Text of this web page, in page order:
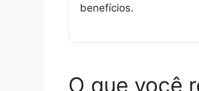
benefícios.
O que você